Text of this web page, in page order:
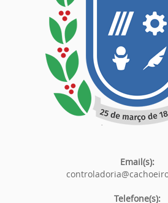
Email(s):
Telefone(s):